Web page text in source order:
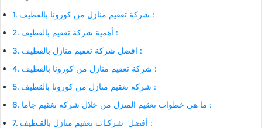
شركة تعقيم منازل من كورونا بالقطيف :
أهمية شركة تعقيم بالقطيف :
افضل شركة تعقيم منازل بالقطيف :
شركة تعقيم منازل من كورونا بالقطيف :
شركة تعقيم منازل من كورونا بالقطيف :
ما هي خطوات تعقيم المنزل من خلال شركة تغقيم جاما :
أفضل شركـات تعقيم منازل بالقـطيف :